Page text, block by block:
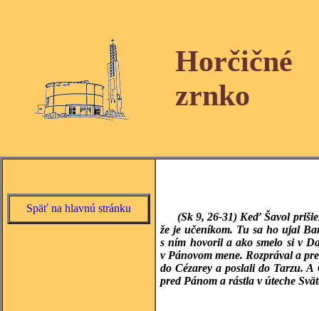
Horčičné
zrnko
Späť na hlavnú stránku
(Sk 9, 26-31) Keď Šavol
že je učeníkom. Tu sa ho ujal
s ním hovoril a ako smelo si v
v Pánovom mene. Rozprával a
do Cézarey a poslali do Tarzu.
pred Pánom a rástla v úteche